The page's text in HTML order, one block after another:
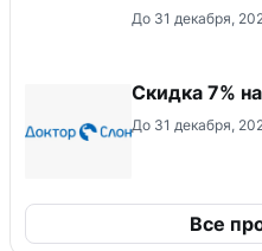
До 31 декабря,
​Скидка 7%
До 31 декабря,
Все